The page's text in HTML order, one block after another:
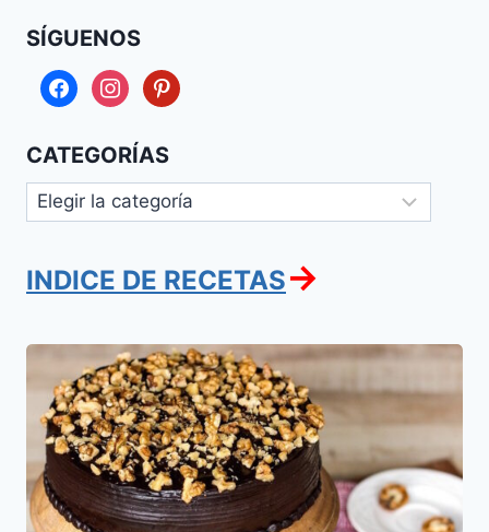
SÍGUENOS
facebookinstagrampinterest
CATEGORÍAS
Categorías
INDICE DE RECETAS→
Pastel
Chocolate